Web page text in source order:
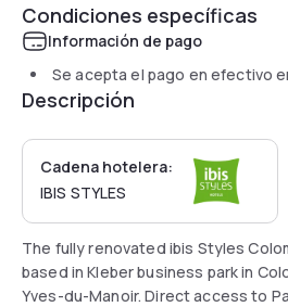
Condiciones específicas
Información de pago
Se acepta el pago en efectivo
Descripción
Cadena hotelera:
IBIS STYLES
The fully renovated ibis Styles
based in Kleber business park in
Yves-du-Manoir. Direct access to